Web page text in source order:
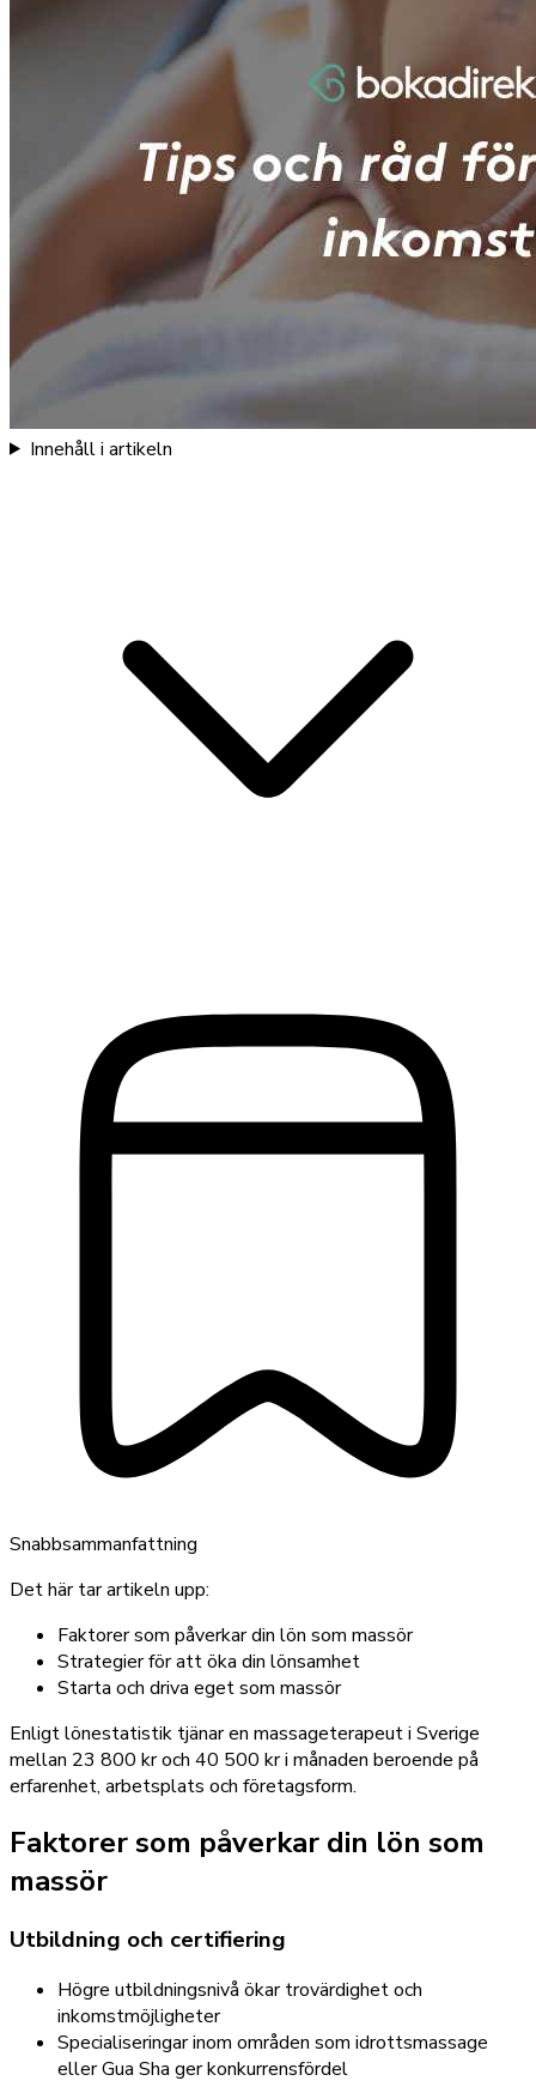
Innehåll i artikeln
Snabbsammanfattning
Det här tar artikeln upp:
Faktorer som påverkar din lön som massör
Strategier för att öka din lönsamhet
Starta och driva eget som massör
Enligt lönestatistik tjänar en massageterapeut i Sverige
mellan 23 800 kr och 40 500 kr i månaden beroende på
erfarenhet, arbetsplats och företagsform.
Faktorer som påverkar din lön som
massör
Utbildning och certifiering
Högre utbildningsnivå ökar trovärdighet och
inkomstmöjligheter
Specialiseringar inom områden som idrottsmassage
eller Gua Sha ger konkurrensfördel